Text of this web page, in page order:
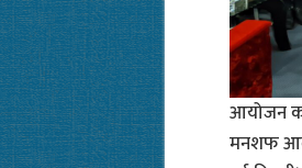
आयोजन
मनशफ